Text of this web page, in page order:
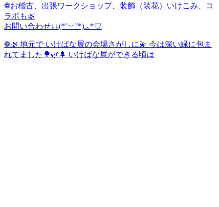
❁お稽古、出張ワークショップ、装飾（装花）いけこみ、コ
ラボも🌿
お問い合わせ↓↓(*˘︶˘*).｡*♡
❁🌿 地元で いけばな展の会場さがしに💫 今は深い緑に包ま
れてました🌳🌿🌲 いけばな展ができる頃は